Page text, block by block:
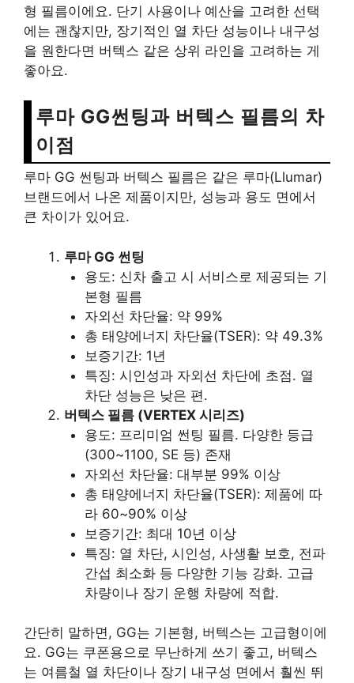
형 필름이에요. 단기 사용이나 예산을 고려한 선택
에는 괜찮지만, 장기적인 열 차단 성능이나 내구성
을 원한다면 버텍스 같은 상위 라인을 고려하는 게
좋아요.
루마 GG썬팅과 버텍스 필름의 차
이점
루마 GG 썬팅과 버텍스 필름은 같은 루마(Llumar)
브랜드에서 나온 제품이지만, 성능과 용도 면에서
큰 차이가 있어요.
루마 GG 썬팅
용도: 신차 출고 시 서비스로 제공되는 기
본형 필름
자외선 차단율: 약 99%
총 태양에너지 차단율(TSER): 약 49.3%
보증기간: 1년
특징: 시인성과 자외선 차단에 초점. 열
차단 성능은 낮은 편.
버텍스 필름 (VERTEX 시리즈)
용도: 프리미엄 썬팅 필름. 다양한 등급
(300~1100, SE 등) 존재
자외선 차단율: 대부분 99% 이상
총 태양에너지 차단율(TSER): 제품에 따
라 60~90% 이상
보증기간: 최대 10년 이상
특징: 열 차단, 시인성, 사생활 보호, 전파
간섭 최소화 등 다양한 기능 강화. 고급
차량이나 장기 운행 차량에 적합.
간단히 말하면, GG는 기본형, 버텍스는 고급형이에
요. GG는 쿠폰용으로 무난하게 쓰기 좋고, 버텍스
는 여름철 열 차단이나 장기 내구성 면에서 훨씬 뛰